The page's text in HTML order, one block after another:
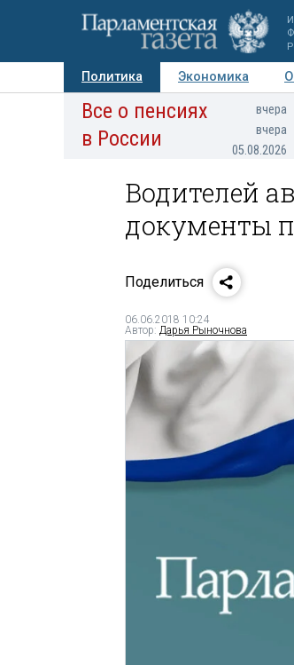
Политика Экономика
Авторы Персоны
Все о пенсиях
в России
вчера
вчера
05.08.2026
Водителей
документы
Поделиться
06.06.2018 10:24
Автор: Дарья Рыночнова